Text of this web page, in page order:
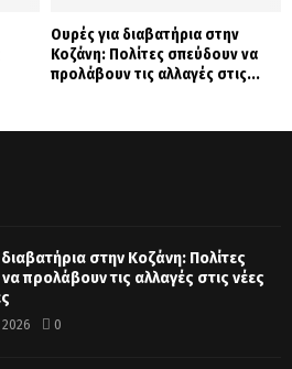
Ουρές για διαβατήρια στην
Κοζάνη: Πολίτες σπεύδουν να
προλάβουν τις αλλαγές στις...
στην Κοζάνη: Πολίτες
προλάβουν τις αλλαγές στις νέες
2026 0